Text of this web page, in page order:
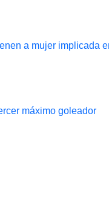
a mujer implicada
máximo goleador